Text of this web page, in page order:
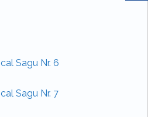
Sagu Nr. 6
Sagu Nr. 7